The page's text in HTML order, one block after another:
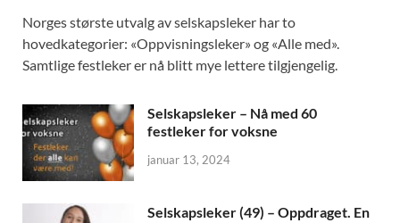
Norges største utvalg av selskapsleker har to
hovedkategorier: «Oppvisningsleker» og «Alle med».
Samtlige festleker er nå blitt mye lettere tilgjengelig.
Selskapsleker – Nå med 60
festleker for voksne
januar 13, 2024
Selskapsleker (49) – Oppdraget. En